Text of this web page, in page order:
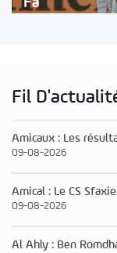
Fil
Amicaux : Les
09-08-2026
Amical : Le CS
09-08-2026
Al Ahly : Ben